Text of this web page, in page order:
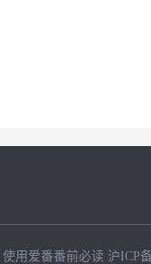
使用爱番番前必读 沪ICP